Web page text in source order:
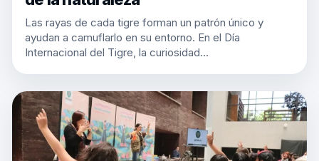
Las rayas de cada tigre forman un patrón único y
ayudan a camuflarlo en su entorno. En el Día
Internacional del Tigre, la curiosidad…